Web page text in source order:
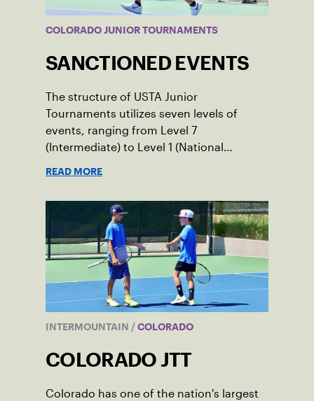
COLORADO JUNIOR TOURNAMENTS
SANCTIONED EVENTS
The structure of USTA Junior
Tournaments utilizes seven levels of
events, ranging from Level 7
(Intermediate) to Level 1 (National
READ MORE
INTERMOUNTAIN / COLORADO
COLORADO JTT
Colorado has one of the nation's largest